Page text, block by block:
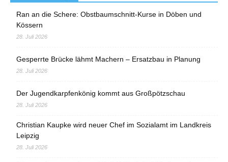
Ran an die Schere: Obstbaumschnitt-Kurse in Döben und
Kössern
28. Juli 2026
Gesperrte Brücke lähmt Machern – Ersatzbau in Planung
28. Juli 2026
Der Jugendkarpfenkönig kommt aus Großpötzschau
28. Juli 2026
Christian Kaupke wird neuer Chef im Sozialamt im Landkreis
Leipzig
28. Juli 2026